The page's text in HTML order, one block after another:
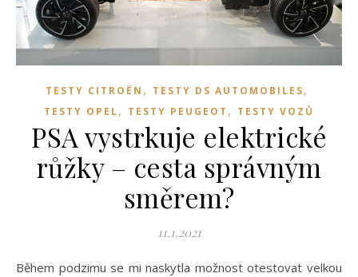
TESTY CITROËN , TESTY DS AUTOMOBILES,
TESTY OPEL, TESTY PEUGEOT , TESTY VOZŮ
PSA vystrkuje elektrické
růžky – cesta správným
směrem?
11.1.2021
Během podzimu se mi naskytla možnost otestovat velkou